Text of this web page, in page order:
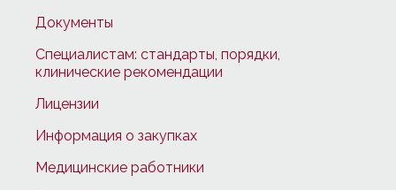
Документы
Специалистам: стандарты, порядки,
клинические рекомендации
Лицензии
Информация о закупках
Медицинские работники